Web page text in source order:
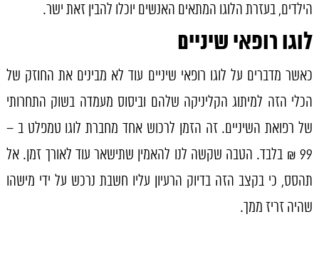
הילדים, בעזרת הלוגו המתאים האנשים יוכלו להבין זאת ישר.
לוגו רופאי שיניים
כאשר מדברים על לוגו רופאי שיניים עוד לא מבינים את החוזק של
הכלי הזה למיתוג הקליניקה שלהם וביסוס מעמדה בשוק התחרותי
של רפואת השיניים. זה הזמן לרכוש אחד מחברת לוגו טמפלט ב –
99 ₪ בלבד. הטבה שקשה לנו להאמין שתישאר עוד לאורך זמן. אל
תהסס, כי בקצב הזה בדיוק הרעיון עליו חשבת נרכש על ידי מישהו
שהיה זריז ממך.